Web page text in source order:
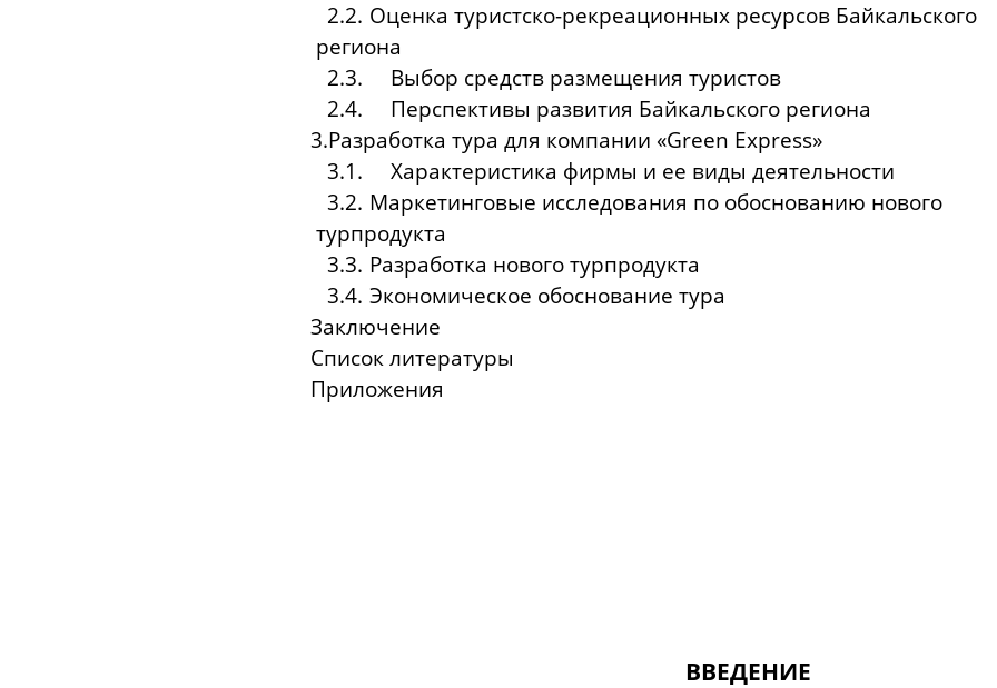
2.2. Оценка туристско-рекреационных ресурсов Байкальского
региона
2.3. Выбор средств размещения
2.4. Перспективы развития Байкальского
3.Разработка тура для компании «Green Express»
3.1. Характеристика фирмы и ее виды
3.2. Маркетинговые исследования по обоснованию нового
турпродукта
3.3. Разработка нового турпродукта
3.4. Экономическое обоснование тура
Заключение
Список литературы
Приложения
ВВЕДЕНИЕ